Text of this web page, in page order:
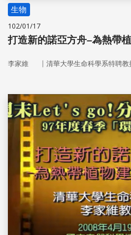
生物
102/01/17
打造新的諾亞方舟–為熱帶
李家維 ｜ 清華大學生命科學系特聘教